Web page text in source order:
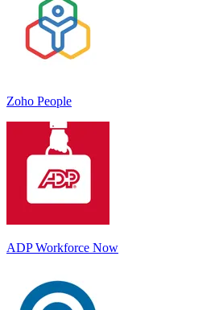
Zoho People
ADP Workforce Now